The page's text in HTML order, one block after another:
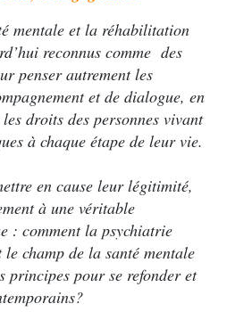
mentale et la réhabilitation
reconnus comme des
penser autrement les
et de dialogue, en
droits des personnes vivant
à chaque étape de leur vie.
en cause leur légitimité,
à une véritable
: comment la psychiatrie
champ de la santé mentale
principes pour se refonder et